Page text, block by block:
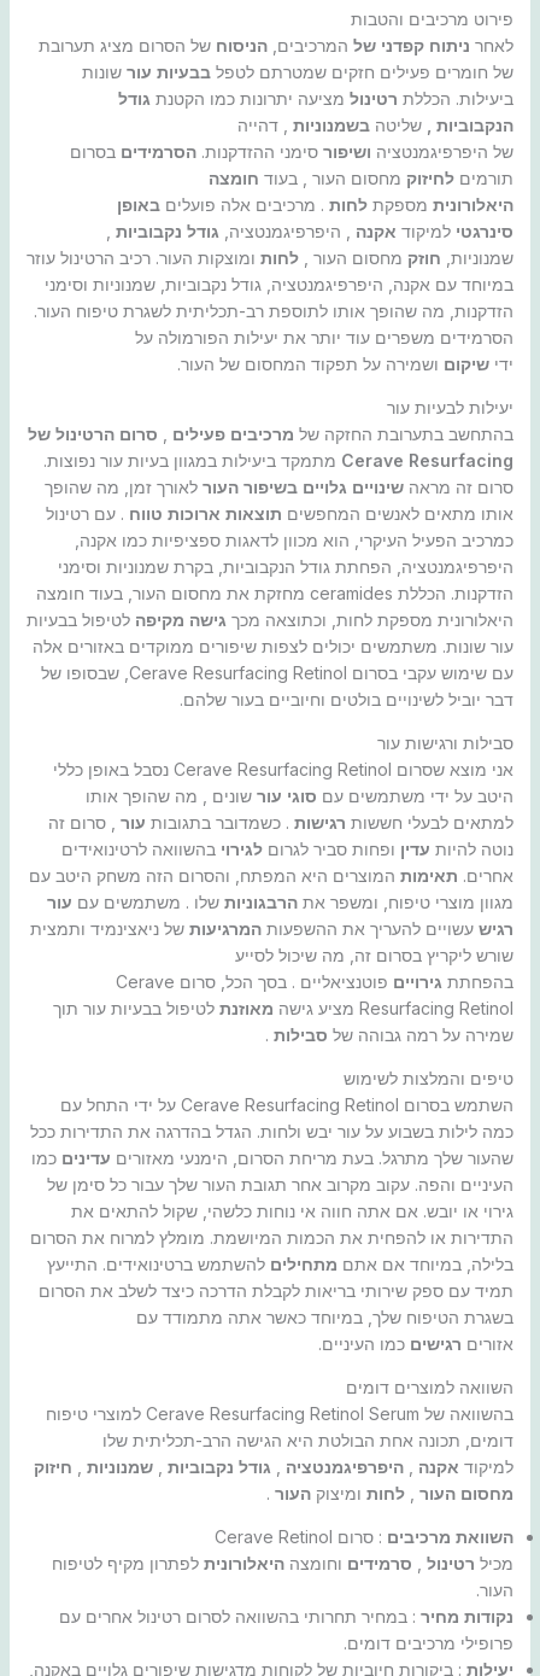
פירוט מרכיבים והטבות
לאחר ניתוח קפדני שלהמרכיבים, הניסוח של הסרום מציג תערובת
של חומרים פעילים חזקים שמטרתם לטפל בבעיות עורשונות
ביעילות. הכללת רטינולמציעה יתרונות כמו הקטנת גודל
הנקבוביות
שליטה בשמנוניות, דהייה
של היפרפיגמנטציה ושיפורסימני ההזדקנות. הסרמידים בסרום
תורמים לחיזוק מחסום העור , בעוד חומצה
היאלורוניתמספקת לחות. מרכיבים אלה פועלים באופן
סינרגטי למיקוד אקנה , היפרפיגמנטציה, גודל נקבוביות,
שמנוניות, חוזק מחסום העור , לחותומוצקות העור. רכיב הרטינול עוזר
במיוחד עם אקנה, היפרפיגמנטציה, גודל נקבוביות, שמנוניות וסימני
הזדקנות, מה שהופך אותו לתוספת רב-תכליתית לשגרת טיפוח העור.
הסרמידים משפרים עוד יותר את יעילות הפורמולה על
ידי שיקום ושמירה על תפקוד המחסום של העור.
יעילות לבעיות עור
בהתחשב בתערובת החזקה של מרכיבים פעילים
סרום הרטינול של
Cerave Resurfacing מתמקד ביעילות במגוון בעיות עור נפוצות.
סרום זה מראה שינויים גלויים בשיפור העורלאורך זמן, מה שהופך
אותו מתאים לאנשים המחפשים תוצאות ארוכות טווח . עם רטינול
כמרכיב הפעיל העיקרי, הוא מכוון לדאגות ספציפיות כמו אקנה,
היפרפיגמנטציה, הפחתת גודל הנקבוביות, בקרת שמנוניות וסימני
הזדקנות. הכללת ceramides מחזקת את מחסום העור, בעוד חומצה
היאלורונית מספקת לחות, וכתוצאה מכך גישה מקיפה לטיפול בבעיות
עור שונות. משתמשים יכולים לצפות שיפורים ממוקדים באזורים אלה
עם שימוש עקבי בסרום Cerave Resurfacing Retinol, שבסופו של
דבר יוביל לשינויים בולטים וחיוביים בעור שלהם.
סבילות ורגישות עור
אני מוצא שסרום Cerave Resurfacing Retinol נסבל באופן כללי
היטב על ידי משתמשים עם סוגי עורשונים , מה שהופך אותו
למתאים לבעלי חששות רגישות. כשמדובר בתגובות עור, סרום זה
נוטה להיות עדין ופחות סביר לגרום לגירוי בהשוואה לרטינואידים
אחרים. תאימותהמוצרים היא המפתח, והסרום הזה משחק היטב עם
מגוון מוצרי טיפוח, ומשפר את הרבגוניותשלו . משתמשים עם עור
רגישעשויים להעריך את ההשפעות המרגיעותשל ניאצינמיד ותמצית
שורש ליקריץ בסרום זה, מה שיכול לסייע
בהפחתת גירויים
פוטנציאליים . בסך הכל, סרום Cerave
Resurfacing Retinol מציע גישה
מאוזנתלטיפול בבעיות עור תוך
שמירה על רמה גבוהה של סבילות.
טיפים והמלצות לשימוש
השתמש בסרום Cerave Resurfacing Retinol על ידי התחל עם
כמה לילות בשבוע על עור יבש ולחות. הגדל בהדרגה את התדירות ככל
שהעור שלך מתרגל. בעת מריחת הסרום, הימנעי מאזורים עדינים כמו
העיניים והפה. עקוב מקרוב אחר תגובת העור שלך עבור כל סימן של
גירוי או יובש. אם אתה חווה אי נוחות כלשהי, שקול להתאים את
התדירות או להפחית את הכמות המיושמת. מומלץ למרוח את הסרום
בלילה, במיוחד אם אתם מתחילים להשתמש ברטינואידים. התייעץ
תמיד עם ספק שירותי בריאות לקבלת הדרכה כיצד לשלב את הסרום
בשגרת הטיפוח שלך, במיוחד כאשר אתה מתמודד עם
אזורים רגישים כמו העיניים.
השוואה למוצרים דומים
בהשוואה של Cerave Resurfacing Retinol Serum למוצרי טיפוח
דומים, תכונה אחת הבולטת היא הגישה הרב-תכליתית שלו
למיקוד אקנה היפרפיגמנטציה גודל נקבוביות, שמנוניות, חיזוק
מחסום העור, לחותומיצוק העור.
השוואת מרכיבים
: סרום Cerave Retinol
מכיל רטינול, סרמידים וחומצה היאלורוניתלפתרון מקיף לטיפוח
העור.
נקודות מחיר: במחיר תחרותי בהשוואה לסרום רטינול אחרים עם
פרופילי מרכיבים דומים.
יעילות: ביקורות חיוביות של לקוחות מדגישות שיפורים גלויים באקנה,